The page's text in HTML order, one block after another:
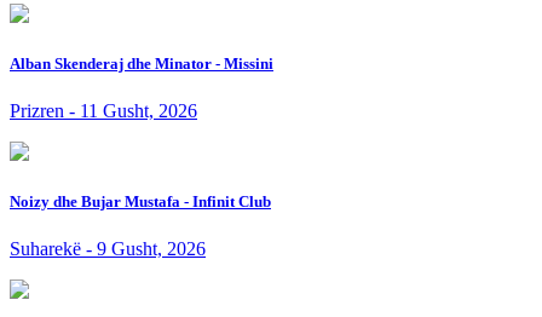
Alban Skenderaj dhe Minator - Missini
Prizren - 11 Gusht, 2026
Noizy dhe Bujar Mustafa - Infinit Club
Suharekë - 9 Gusht, 2026